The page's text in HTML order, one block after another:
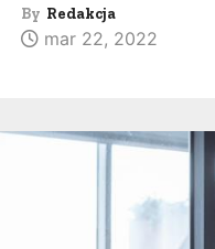
By Redakcja
mar 22, 2022